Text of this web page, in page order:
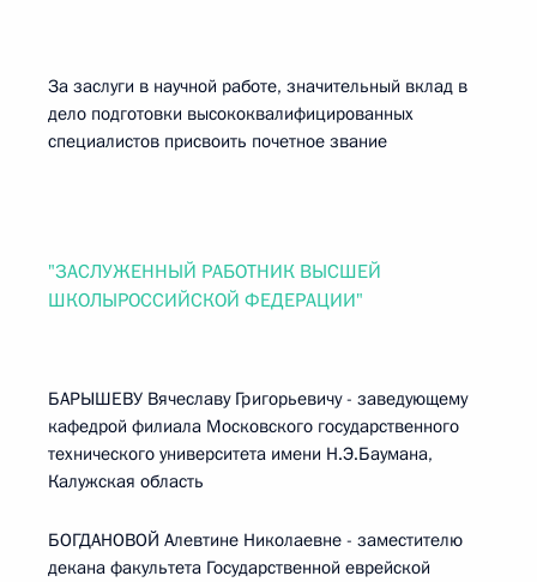
За заслуги в научной работе, значительный вклад в
дело подготовки высококвалифицированных
специалистов присвоить почетное звание
"ЗАСЛУЖЕННЫЙ РАБОТНИК ВЫСШЕЙ
ШКОЛЫРОССИЙСКОЙ ФЕДЕРАЦИИ"
БАРЫШЕВУ Вячеславу Григорьевичу - заведующему
кафедрой филиала Московского государственного
технического университета имени Н.Э.Баумана,
Калужская область
БОГДАНОВОЙ Алевтине Николаевне - заместителю
декана факультета Государственной еврейской